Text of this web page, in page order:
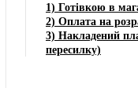
1) Готівкою в
2) Оплата на
3) Накладений
пересилку)